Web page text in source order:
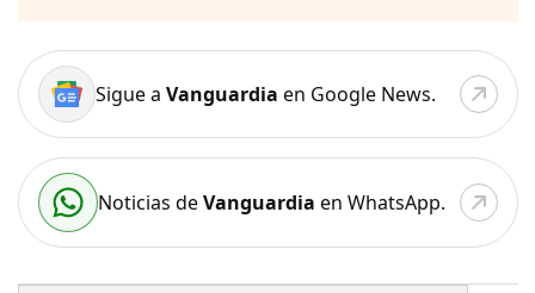
Sigue a Vanguardia en Google News.
Noticias deVanguardia en WhatsApp.